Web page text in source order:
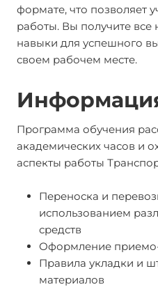
формате, что позволяет
работы. Вы получите
навыки для успешного
своем рабочем месте.
Программа обучения
академических часов и
аспекты работы
Переноска и
использованием
средств
Оформление
Правила укладки и
материалов